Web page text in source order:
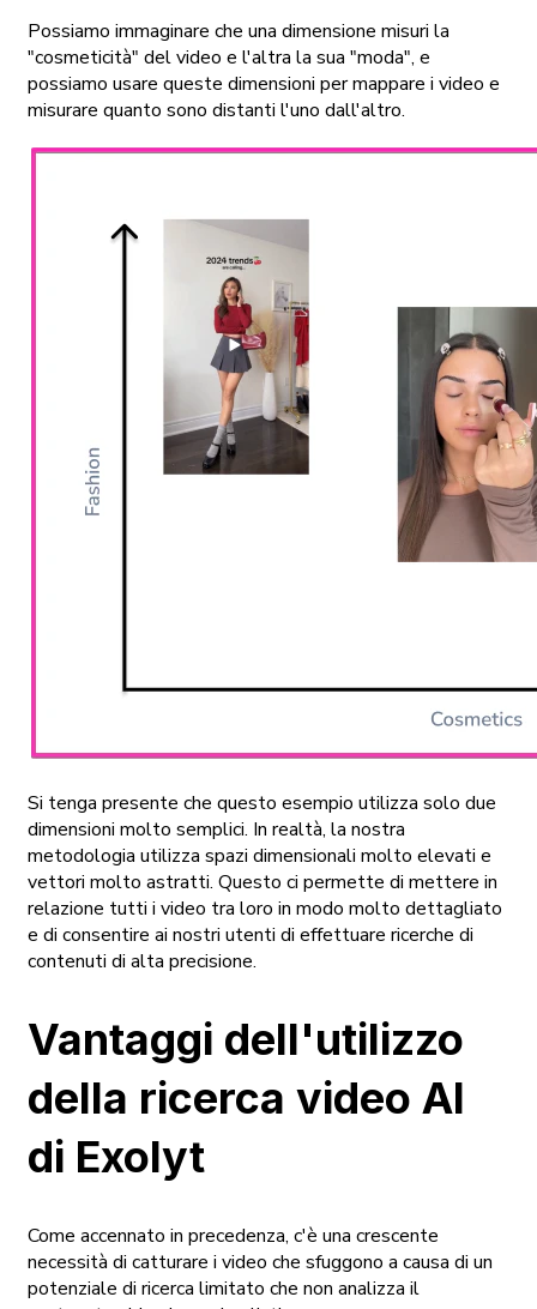
Possiamo immaginare che una dimensione misuri la
"cosmeticità" del video e l'altra la sua "moda", e
possiamo usare queste dimensioni per mappare i video e
misurare quanto sono distanti l'uno dall'altro.
Si tenga presente che questo esempio utilizza solo due
dimensioni molto semplici. In realtà, la nostra
metodologia utilizza spazi dimensionali molto elevati e
vettori molto astratti. Questo ci permette di mettere in
relazione tutti i video tra loro in modo molto dettagliato
e di consentire ai nostri utenti di effettuare ricerche di
contenuti di alta precisione.
Vantaggi dell'utilizzo
della ricerca video AI
di Exolyt
Come accennato in precedenza, c'è una crescente
necessità di catturare i video che sfuggono a causa di un
potenziale di ricerca limitato che non analizza il